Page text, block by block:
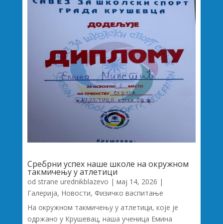
Сребрни успех наше школе на окружном
такмичењу у атлетици
od strane urednikblazevo | мај 14, 2026 |
Галерија, Новости, Физичко васпитање
На окружном такмичењу у атлетици, које је
одржано у Крушевац, наша ученица Емина